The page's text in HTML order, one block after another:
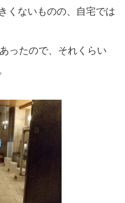
くないものの、自宅では
ったので、それくらい